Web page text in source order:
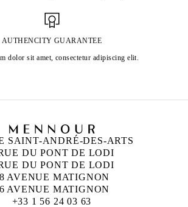
AUTHENCITY GUARANTEE
dolor sit amet, consectetur adipiscing elit.
SAINT-ANDRÉ-DES-ARTS
DU PONT DE LODI
DU PONT DE LODI
AVENUE MATIGNON
AVENUE MATIGNON
+33 1 56 24 03 63